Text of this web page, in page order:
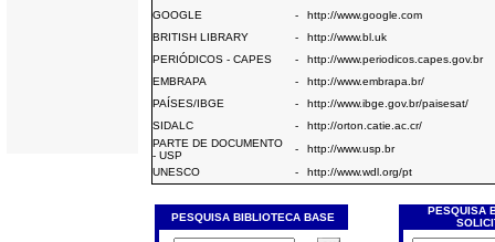
GOOGLE
-
http://www.google.com
BRITISH LIBRARY
-
http://www.bl.uk
PERIÓDICOS - CAPES
-
http://www.periodicos.capes.gov.br
EMBRAPA
-
http://www.embrapa.br/
PAÍSES/IBGE
-
http://www.ibge.gov.br/paisesat/
SIDALC
-
http://orton.catie.ac.cr/
PARTE DE DOCUMENTO
- USP
-
http://www.usp.br
UNESCO
- http://www.wdl.org/pt
PESQUISA BIBLIOTECA BASE
PESQUISA